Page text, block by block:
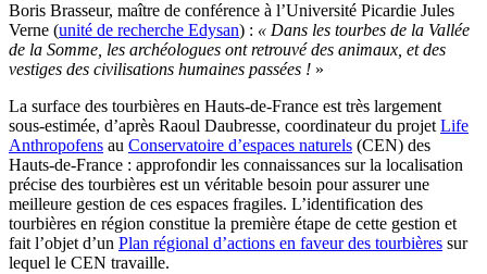
Boris Brasseur, maître de conférence à l’Université Picardie Jules
Verne (unité de recherche Edysan) : « Dans les tourbes de la Vallée
de la Somme, les archéologues ont retrouvé des animaux, et des
vestiges des civilisations humaines passées ! »
La surface des tourbières en Hauts-de-France est très largement
sous-estimée, d’après Raoul Daubresse, coordinateur du projet Life
Anthropofens au Conservatoire d’espaces naturels (CEN) des
Hauts-de-France : approfondir les connaissances sur la localisation
précise des tourbières est un véritable besoin pour assurer une
meilleure gestion de ces espaces fragiles. L’identification des
tourbières en région constitue la première étape de cette gestion et
fait l’objet d’un Plan régional d’actions en faveur des tourbières sur
lequel le CEN travaille.